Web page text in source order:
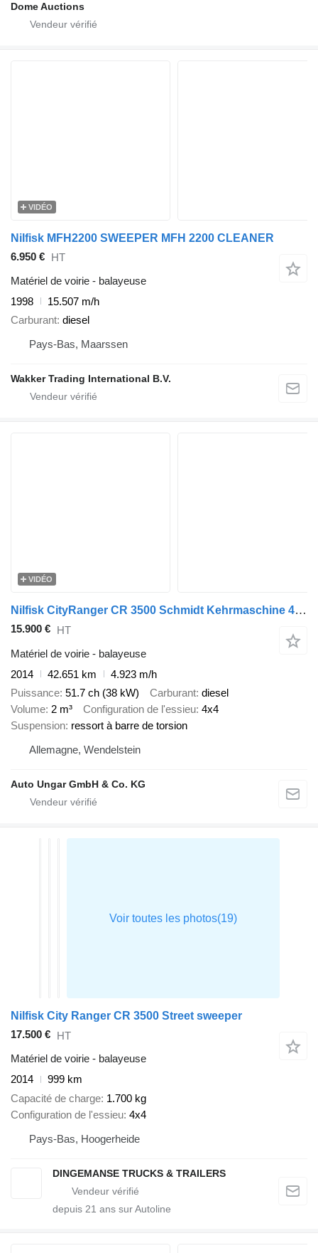
Dome Auctions
VIDÉO
Nilfisk MFH2200 SWEEPER MFH 2200 CLEANER
6.950 €
HT
Matériel de voirie - balayeuse
1998
15.507 m/h
Carburant diesel
Pays-Bas, Maarssen
Wakker Trading International B.V.
VIDÉO
Nilfisk CityRanger CR 3500 Schmidt Kehrmaschine 4x4 mit Kärcher Druckrei
15.900 € HT
Matériel de voirie - balayeuse
2014
42.651 km
4.923 m/h
Puissance 51.7 ch (38 kW) Carburant diesel
Volume 2 m³ Configuration de l'essieu 4x4
Suspension ressort à barre de torsion
Allemagne, Wendelstein
Auto Ungar GmbH & Co. KG
Nilfisk City Ranger CR 3500 Street sweeper
17.500 € HT
Matériel de voirie - balayeuse
2014
999 km
Capacité de charge 1.700 kg
Configuration de l'essieu 4x4
Pays-Bas, Hoogerheide
DINGEMANSE TRUCKS & TRAILERS
depuis 21 ans sur Autoline